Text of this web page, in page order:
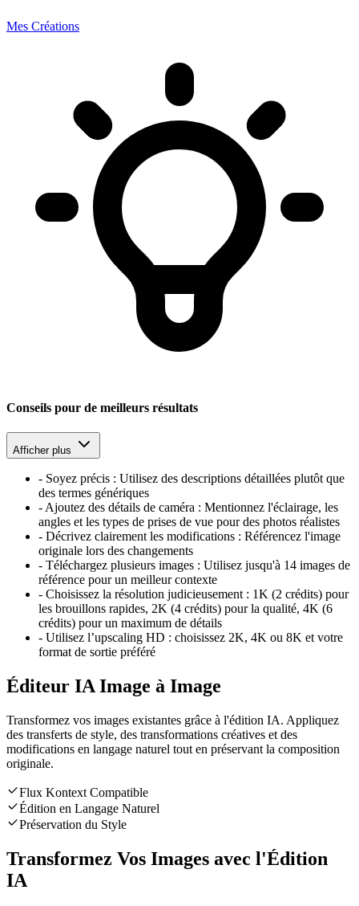
Mes Créations
Conseils pour de meilleurs résultats
Afficher plus
- Soyez précis : Utilisez des descriptions détaillées plutôt que
des termes génériques
- Ajoutez des détails de caméra : Mentionnez l'éclairage, les
angles et les types de prises de vue pour des photos réalistes
- Décrivez clairement les modifications : Référencez l'image
originale lors des changements
- Téléchargez plusieurs images : Utilisez jusqu'à 14 images de
référence pour un meilleur contexte
- Choisissez la résolution judicieusement : 1K (2 crédits) pour
les brouillons rapides, 2K (4 crédits) pour la qualité, 4K (6
crédits) pour un maximum de détails
- Utilisez l’upscaling HD : choisissez 2K, 4K ou 8K et votre
format de sortie préféré
Éditeur IA Image à Image
Transformez vos images existantes grâce à l'édition IA. Appliquez
des transferts de style, des transformations créatives et des
modifications en langage naturel tout en préservant la composition
originale.
Flux Kontext Compatible
Édition en Langage Naturel
Préservation du Style
Transformez Vos Images avec l'Édition
IA